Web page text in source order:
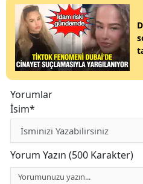
Yorumlar
İsim*
Yorum Yazın (500 Karakter)